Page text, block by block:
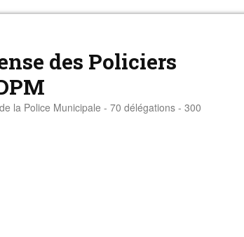
des Policiers
la Police Municipale - 70 délégations - 300